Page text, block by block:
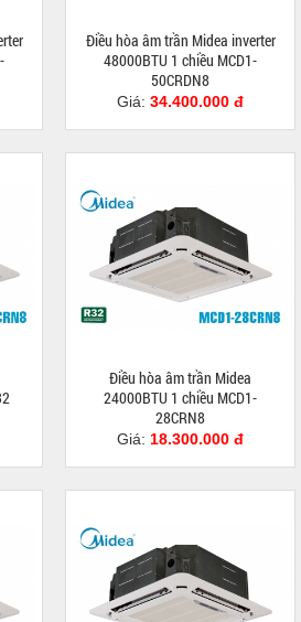
Điều hòa âm trần Midea inverter
48000BTU 1 chiều MCD1-
50CRDN8
Giá: 34.400.000 đ
Điều hòa âm trần Midea
24000BTU 1 chiều MCD1-
28CRN8
Giá: 18.300.000 đ